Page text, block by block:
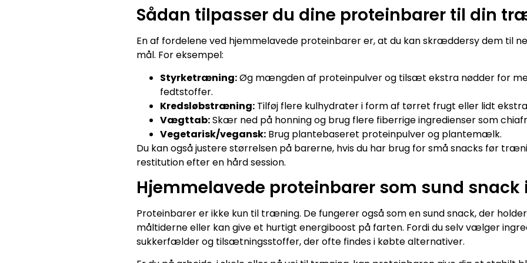
Sådan tilpasser du dine proteinbarer til din
En af fordelene ved hjemmelavede proteinbarer er, at du kan skræddersy dem til
mål. For eksempel:
Styrketræning:Øg mængden af proteinpulver og tilsæt ekstra nødder for
fedtstoffer.
Kredsløbstræning: Tilføj flere kulhydrater i form af tørret frugt eller lidt
Vægttab:Skær ned på honning og brug flere fiberrige ingredienser som
Vegetarisk/vegansk: Brug plantebaseret proteinpulver og plantemælk.
Du kan også justere størrelsen på barerne, hvis du har brug for små snacks før
restitution efter en hård session.
Hjemmelavede proteinbarer som sund snack
Proteinbarer er ikke kun til træning. De fungerer også som en sund snack, der
måltiderne eller kan give et hurtigt energiboost på farten. Fordi du selv vælger
sukkerfælder og tilsætningsstoffer, der ofte findes i købte alternativer.